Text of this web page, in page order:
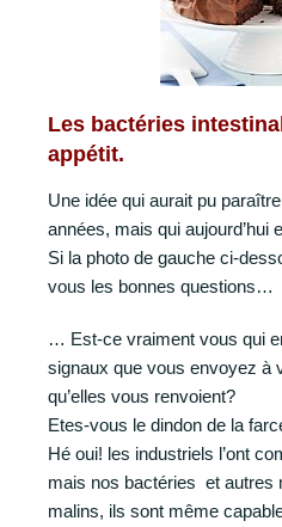
Les bactéries
appétit.
Une idée qui aurait pu
années, mais qui aujourd’hui
Si la photo de gauche ci-
vous les bonnes questions…
… Est-ce vraiment vous qui
signaux que vous envoyez à
qu’elles vous renvoient?
Etes-vous le dindon de la
Hé oui! les industriels l’ont
mais nos bactéries et autres
malins, ils sont même